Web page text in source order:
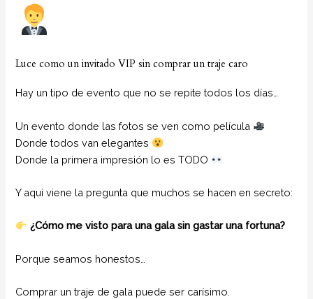
Luce como un invitado VIP sin comprar un traje caro
Hay un tipo de evento que no se repite todos los días…
Un evento donde las fotos se ven como película
Donde todos van elegantes
Donde la primera impresión lo es TODO
Y aquí viene la pregunta que muchos se hacen en secreto:
¿Cómo me visto para una gala sin gastar una fortuna?
Porque seamos honestos…
Comprar un traje de gala puede ser carísimo.